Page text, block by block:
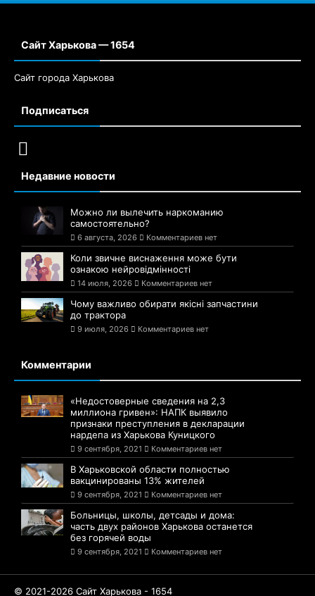
Сайт Харькова — 1654
Сайт города Харькова
Подписаться
Недавние новости
Можно ли вылечить наркоманию
самостоятельно?
6 августа, 2026 Комментариев нет
Коли звичне виснаження може бути
ознакою нейровідмінності
14 июля, 2026 Комментариев нет
Чому важливо обирати якісні запчастини
до трактора
9 июля, 2026 Комментариев нет
Комментарии
«Недостоверные сведения на 2,3
миллиона гривен»: НАПК выявило
признаки преступления в декларации
нардепа из Харькова Куницкого
9 сентября, 2021 Комментариев нет
В Харьковской области полностью
вакцинированы 13% жителей
9 сентября, 2021 Комментариев нет
Больницы, школы, детсады и дома:
часть двух районов Харькова останется
без горячей воды
9 сентября, 2021 Комментариев нет
© 2021-2026 Сайт Харькова - 1654